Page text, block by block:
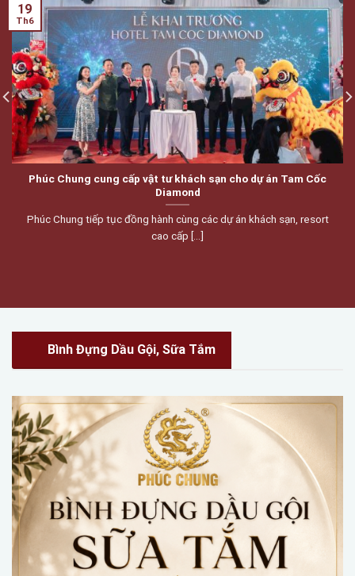
Phúc Chung cung cấp vật tư khách sạn cho dự án Tam Cốc
Diamond
Phúc Chung tiếp tục đồng hành cùng các dự án khách sạn, resort
cao cấp [...]
19
Th6
Bình Đựng Dầu Gội, Sữa Tắm